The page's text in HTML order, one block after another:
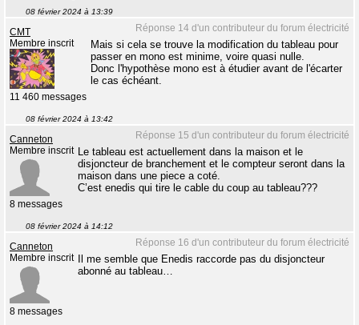
08 février 2024 à 13:39
Réponse 14 d'un contributeur du forum électricité
CMT
Membre inscrit
11 460 messages
Mais si cela se trouve la modification du tableau pour
passer en mono est minime, voire quasi nulle.
Donc l'hypothèse mono est à étudier avant de l'écarter
le cas échéant.
08 février 2024 à 13:42
Réponse 15 d'un contributeur du forum électricité
Canneton
Membre inscrit
8 messages
Le tableau est actuellement dans la maison et le
disjoncteur de branchement et le compteur seront dans la
maison dans une piece a coté.
C’est enedis qui tire le cable du coup au tableau???
08 février 2024 à 14:12
Réponse 16 d'un contributeur du forum électricité
Canneton
Membre inscrit
8 messages
Il me semble que Enedis raccorde pas du disjoncteur
abonné au tableau…